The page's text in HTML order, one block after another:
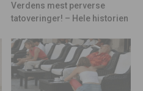
Verdens mest perverse
tatoveringer! – Hele historien